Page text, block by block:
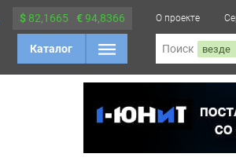
$ 82,1665 €94,8366
Каталог
О проекте
Поиск